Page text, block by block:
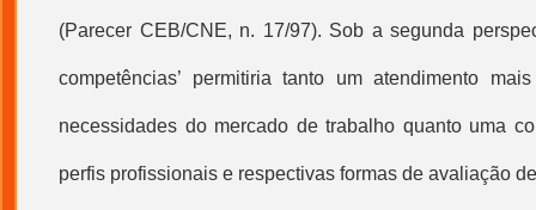
(Parecer CEB/CNE, n. 17/97). Sob a segunda
competências’ permitiria tanto um atendimento
necessidades do mercado de trabalho quanto uma
perfis profissionais e respectivas formas de avaliação